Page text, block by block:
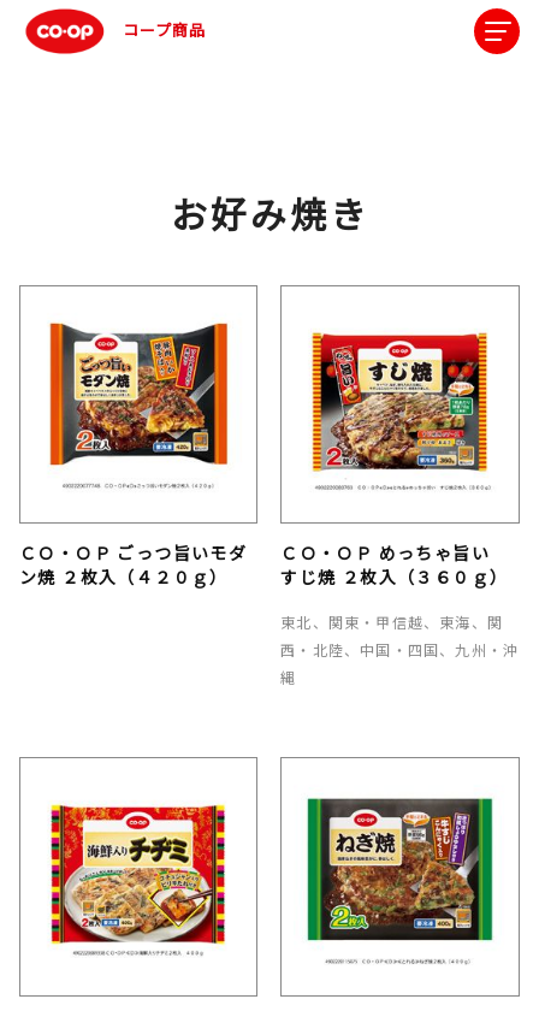
コープ商品
お好み焼き
ＣＯ・ＯＰ ごっつ旨いモダ
ン焼 ２枚入（４２０ｇ）
ＣＯ・ＯＰ めっちゃ旨い
すじ焼 ２枚入（３６０ｇ）
東北、関東・甲信越、東海、関
西・北陸、中国・四国、九州・沖
縄